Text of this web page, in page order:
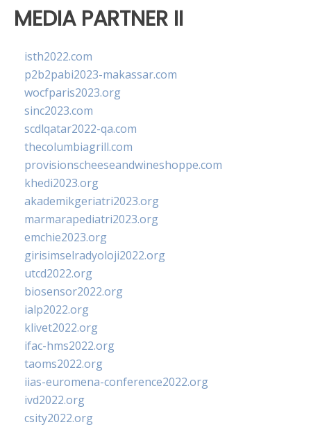
MEDIA PARTNER II
isth2022.com
p2b2pabi2023-makassar.com
wocfparis2023.org
sinc2023.com
scdlqatar2022-qa.com
thecolumbiagrill.com
provisionscheeseandwineshoppe.com
khedi2023.org
akademikgeriatri2023.org
marmarapediatri2023.org
emchie2023.org
girisimselradyoloji2022.org
utcd2022.org
biosensor2022.org
ialp2022.org
klivet2022.org
ifac-hms2022.org
taoms2022.org
iias-euromena-conference2022.org
ivd2022.org
csity2022.org